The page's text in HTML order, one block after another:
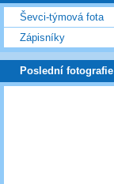
Ševci-týmová fota
Zápisníky
Poslední fotografie